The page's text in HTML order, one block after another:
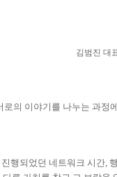
김범진 대
로의 이야기를 나누는 과정
행되었던 네트워크 시간